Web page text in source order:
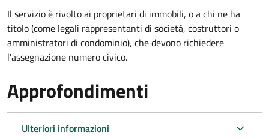
Il servizio è rivolto ai proprietari di immobili, o a chi ne ha
titolo (come legali rappresentanti di società, costruttori o
amministratori di condominio), che devono richiedere
l'assegnazione numero civico.
Approfondimenti
Ulteriori informazioni